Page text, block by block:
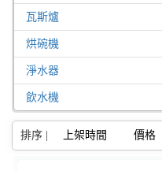
瓦斯爐
烘碗機
淨水器
飲水機
排序 | 上架時間 價格